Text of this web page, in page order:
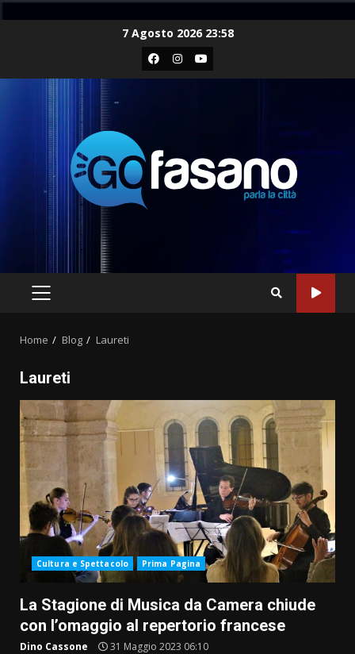
7 Agosto 2026 23:58
Facebook
Instagram
Youtube
PRIMARY
Home Blog Laureti
Laureti
Cultura e Spettacolo Prima Pagina
La Stagione di Musica da Camera chiude
con l’omaggio al repertorio francese
Dino Cassone 31 Maggio 2023 06:10